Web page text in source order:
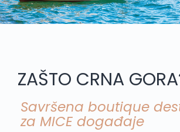
ZAŠTO CRNA
Savršena boutique
za MICE događaje